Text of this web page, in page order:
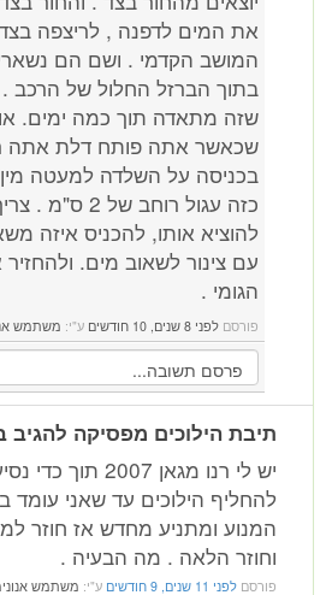
את המים לדפנה , לריצפה
המושב הקדמי . ושם הם
בתוך הברזל החלול של הרכב .
שזה מתאדה תוך כמה ימים. או
שכאשר אתה פותח דלת אתה
בכניסה על השלדה למעטה מין
כזה עגול רוחב של 2 ס"מ .
להוציא אותו, להכניס איזה
עם צינור לשאוב מים.
הגומי .
פורסם לפני 8 שנים, 10 חודשים ע"י: משתמש
תיבת הילוכים מפסיקה להגיב
יש לי רנו מגאן
להחליף הילוכים עד שאני
המנוע ומתניע מחדש אז חוזר
וחוזר הלאה . מה הבעיה .
פורסם לפני 11 שנים, 9 חודשים ע"י: משתמש